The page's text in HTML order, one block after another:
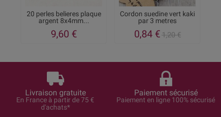
20 perles belieres plaque
argent 8x4mm...
9,60 €
Cordon suedine vert kaki
par 3 metres
0,84 €1,20 €
Livraison gratuite
En France à partir de 75 €
d'achats*
Paiement sécurisé
Paiement en ligne 100% sécurisé